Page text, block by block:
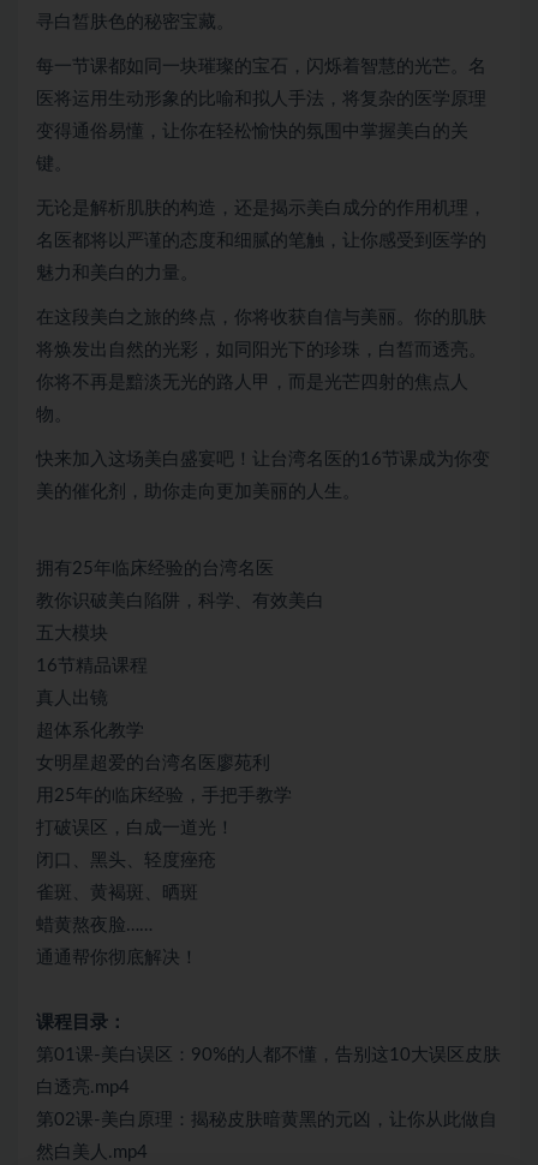
寻白皙肤色的秘密宝藏。
每一节课都如同一块璀璨的宝石，闪烁着智慧的光芒。名
医将运用生动形象的比喻和拟人手法，将复杂的医学原理
变得通俗易懂，让你在轻松愉快的氛围中掌握美白的关
键。
无论是解析肌肤的构造，还是揭示美白成分的作用机理，
名医都将以严谨的态度和细腻的笔触，让你感受到医学的
魅力和美白的力量。
在这段美白之旅的终点，你将收获自信与美丽。你的肌肤
将焕发出自然的光彩，如同阳光下的珍珠，白皙而透亮。
你将不再是黯淡无光的路人甲，而是光芒四射的焦点人
物。
快来加入这场美白盛宴吧！让台湾名医的16节课成为你变
美的催化剂，助你走向更加美丽的人生。
拥有25年临床经验的台湾名医
教你识破美白陷阱，科学、有效美白
五大模块
16节精品课程
真人出镜
超体系化教学
女明星超爱的台湾名医廖苑利
用25年的临床经验，手把手教学
打破误区，白成一道光！
闭口、黑头、轻度痤疮
雀斑、黄褐斑、晒斑
蜡黄熬夜脸……
通通帮你彻底解决！
课程目录：
第01课-美白误区：90%的人都不懂，告别这10大误区皮肤
白透亮.mp4
第02课-美白原理：揭秘皮肤暗黄黑的元凶，让你从此做自
然白美人.mp4